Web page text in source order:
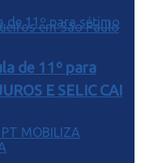
E SELIC CAI
de 11º para